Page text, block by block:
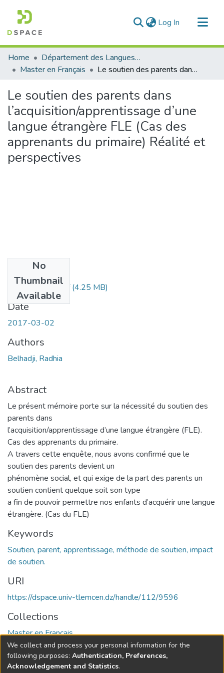
Log In (current)
Communities & Collections
All of DSpace
Home
Département des Langues étrangères
Master en Français
Le soutien des parents dans l’acquisition/apprentissage d’une langue étrangère FLE (Cas des apprenants du primaire) Réalité et perspectives
Le soutien des parents dans
l’acquisition/apprentissage d’une
langue étrangère FLE (Cas des
apprenants du primaire) Réalité et
perspectives
No
Thumbnail
Available
belhadj-radhia.pdf (4.25 MB)
Date
2017-03-02
Authors
Belhadji, Radhia
Abstract
Le présent mémoire porte sur la nécessité du soutien des
parents dans
l’acquisition/apprentissage d’une langue étrangère (FLE).
Cas des apprenants du primaire.
A travers cette enquête, nous avons confirmé que le
soutien des parents devient un
phénomène social, et qui exige de la part des parents un
soutien contient quelque soit son type
a fin de pouvoir permettre nos enfants d’acquérir une langue
étrangère. (Cas du FLE)
Keywords
Soutien, parent, apprentissage, méthode de soutien, impact
de soutien.
URI
https://dspace.univ-tlemcen.dz/handle/112/9596
Collections
Master en Français
Full item page
We collect and process your personal information for the
following purposes: Authentication, Preferences,
Acknowledgement and Statistics.